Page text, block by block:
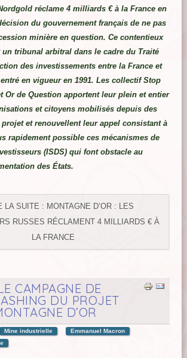
réclame 4 milliards € à la France en
du gouvernement français de ne pas
minière en question. Ce contentieux
un tribunal arbitral dans le cadre du Traité
des investissements entre la France et
en vigueur en 1991. Les collectif Stop
Or de Question apportent leur plein et entier
et citoyens mobilisés depuis des
projet et renouvellent leur appel consistant à
rapidement possible ces mécanismes de
(ISDS) qui font obstacle au
des États.
LA SUITE : MONTAGNE D’OR : LES
RUSSES RÉCLAMENT 4 MILLIARDS € À
LA FRANCE
CAMPAGNE DE
DU PROJET
D’OR
Mine industrielle
Emmanuel Macron